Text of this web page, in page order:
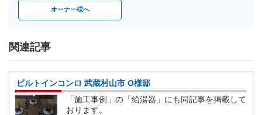
オーナー様へ
関連記事
ビルトインコンロ 武蔵村山市 O様邸
「施工事例」の「給湯器」にも同記事を掲載して
おります。